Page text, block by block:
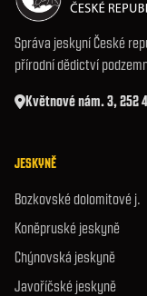
Správa jeskyní České
přírodní dědictví
Květnové nám. 3, 252
JESKYNĚ
Bozkovské dolomitové j.
Koněpruské jeskyně
Chýnovská jeskyně
Javoříčské jeskyně